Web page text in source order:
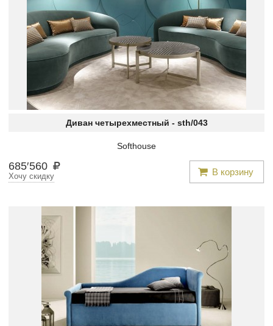
Диван четырехместный - sth/043
Softhouse
685′560 В корзину
Хочу скидку